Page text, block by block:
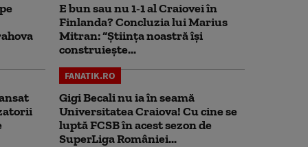
E bun sau nu 1-1 al Craiovei în
Finlanda? Concluzia lui Marius
Mitran: “Știința noastră își
construiește...
FANATIK.RO
Gigi Becali nu ia în seamă
Universitatea Craiova! Cu cine se
luptă FCSB în acest sezon de
SuperLiga României...